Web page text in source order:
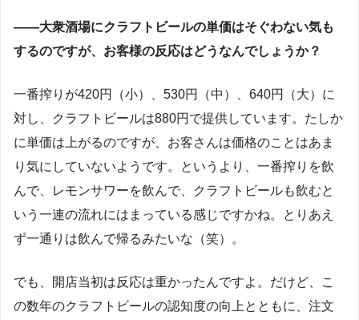
――大衆酒場にクラフトビールの単価はそぐわない気も
するのですが、お客様の反応はどうなんでしょうか？
一番搾りが420円（小）、530円（中）、640円（大）に
対し、クラフトビールは880円で提供しています。たしか
に単価は上がるのですが、お客さんは価格のことはあま
り気にしていないようです。というより、一番搾りを飲
んで、レモンサワーを飲んで、クラフトビールも飲むと
いう一連の流れにはまっている感じですかね。とりあえ
ず一通りは飲んで帰るみたいな（笑）。
でも、開店当初は反応は重かったんですよ。だけど、こ
の数年のクラフトビールの認知度の向上とともに、注文